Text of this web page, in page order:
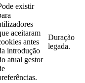
existir
aceitaram
antes
introdução
atual gestor
Duração
legada.